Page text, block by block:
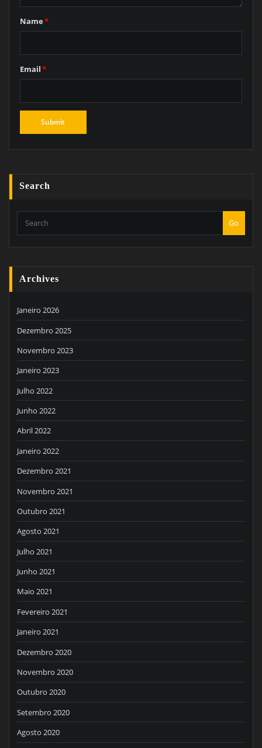
Name*
Email*
Search
Go
Archives
Janeiro 2026
Dezembro 2025
Novembro 2023
Janeiro 2023
Julho 2022
Junho 2022
Abril 2022
Janeiro 2022
Dezembro 2021
Novembro 2021
Outubro 2021
Agosto 2021
Julho 2021
Junho 2021
Maio 2021
Fevereiro 2021
Janeiro 2021
Dezembro 2020
Novembro 2020
Outubro 2020
Setembro 2020
Agosto 2020